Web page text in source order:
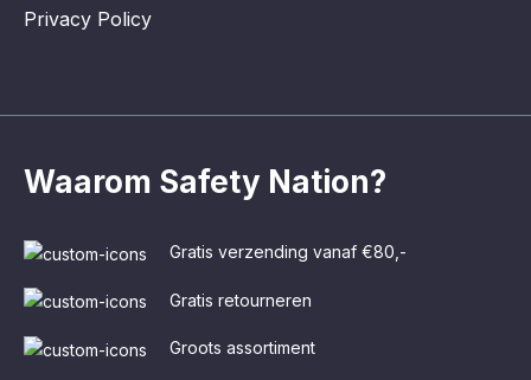
Waarom Safety Nation?
Gratis verzending vanaf €80,-
Gratis retourneren
Groots assortiment
Privacy Policy